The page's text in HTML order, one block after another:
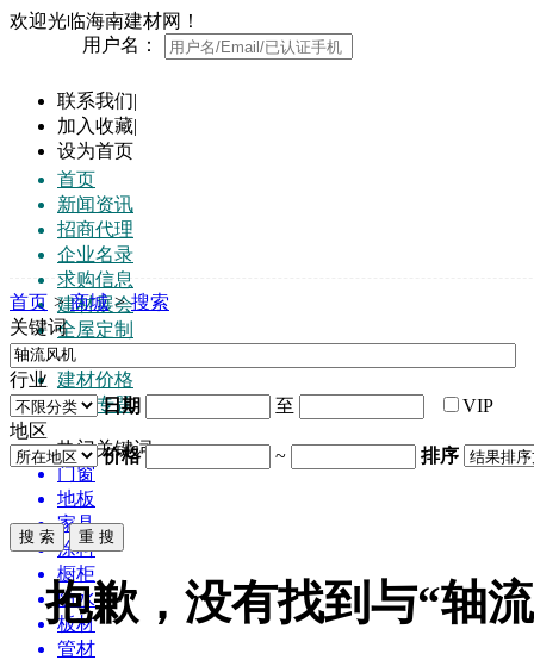
欢迎光临海南建材网！
用户名：
联系我们|
加入收藏|
设为首页
首页
新闻资讯
招商代理
企业名录
求购信息
建材展会
全屋定制
品牌榜
建材价格
行业专题
热门关键词:
门窗
地板
家具
涂料
橱柜
防水
板材
管材
首页 > 商城 > 搜索
关键词
行业
日期
至
VIP
地区
价格
~ 排序
抱歉，没有找到与“轴